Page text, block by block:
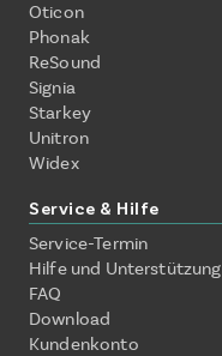
Oticon
Phonak
ReSound
Signia
Starkey
Unitron
Widex
Service & Hilfe
Service-Termin
Hilfe und Unterstützung
FAQ
Download
Kundenkonto